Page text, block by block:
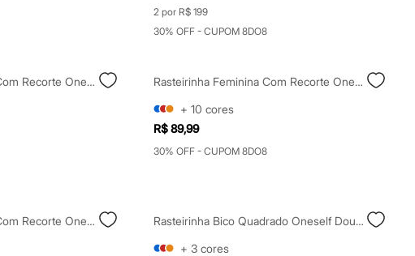
2 por R$ 199
30% OFF - CUPOM 8DO8
Rasteirinha Feminina Com Recorte Oneself Prateada
Rasteirinha Feminina Com Recorte Oneself Preta
+ 10 cores
R$ 89,99
30% OFF - CUPOM 8DO8
Rasteirinha Feminina Com Recorte Oneself Cinza
Rasteirinha Bico Quadrado Oneself Dourada
+ 3 cores